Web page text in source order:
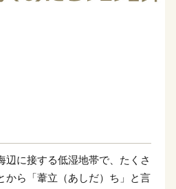
に接する低湿地帯で、たくさ
から「葦立（あしだ）ち」と言